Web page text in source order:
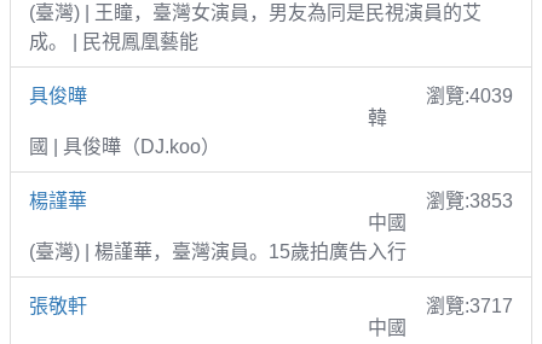
(臺灣) | 王瞳，臺灣女演員，男友為同是民視演員的艾
成。 | 民視鳳凰藝能
具俊曄
瀏覽:4039
韓
國 | 具俊曄（DJ.koo）
楊謹華
瀏覽:3853
中國
(臺灣) | 楊謹華，臺灣演員。15歲拍廣告入行
張敬軒
瀏覽:3717
中國